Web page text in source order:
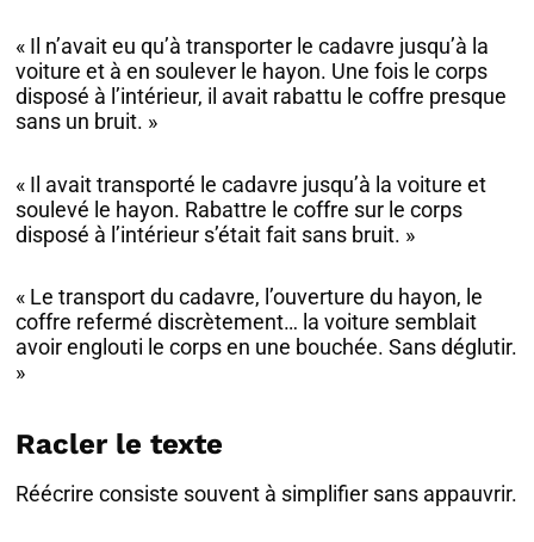
« Il n’avait eu qu’à transporter le cadavre jusqu’à la
voiture et à en soulever le hayon. Une fois le corps
disposé à l’intérieur, il avait rabattu le coffre presque
sans un bruit. »
« Il avait transporté le cadavre jusqu’à la voiture et
soulevé le hayon. Rabattre le coffre sur le corps
disposé à l’intérieur s’était fait sans bruit. »
« Le transport du cadavre, l’ouverture du hayon, le
coffre refermé discrètement… la voiture semblait
avoir englouti le corps en une bouchée. Sans déglutir.
»
Racler le texte
Réécrire consiste souvent à simplifier sans appauvrir.